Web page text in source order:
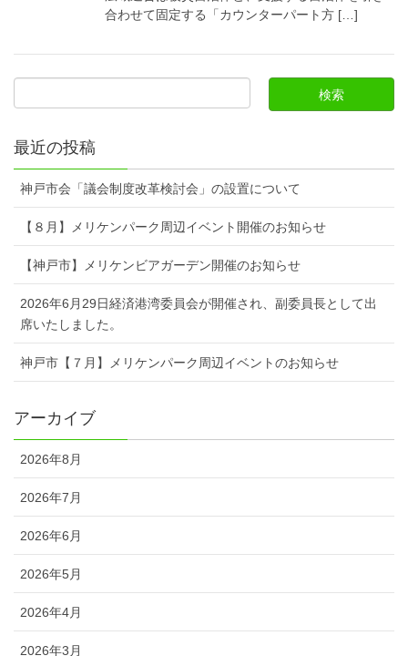
合わせて固定する「カウンターパート方 […]
最近の投稿
神戸市会「議会制度改革検討会」の設置について
【８月】メリケンパーク周辺イベント開催のお知らせ
【神戸市】メリケンビアガーデン開催のお知らせ
2026年6月29日経済港湾委員会が開催され、副委員長として出
席いたしました。
神戸市【７月】メリケンパーク周辺イベントのお知らせ
アーカイブ
2026年8月
2026年7月
2026年6月
2026年5月
2026年4月
2026年3月